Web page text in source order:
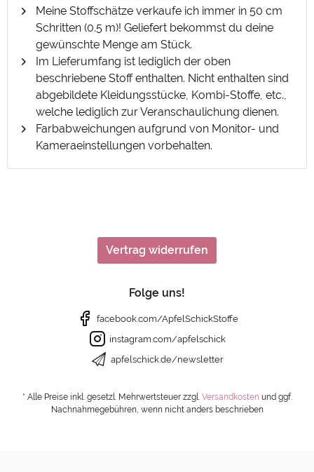
Meine Stoffschätze verkaufe ich immer in 50 cm
Schritten (0.5 m)! Geliefert bekommst du deine
gewünschte Menge am Stück.
Im Lieferumfang ist lediglich der oben
beschriebene Stoff enthalten. Nicht enthalten sind
abgebildete Kleidungsstücke, Kombi-Stoffe, etc.,
welche lediglich zur Veranschaulichung dienen.
Farbabweichungen aufgrund von Monitor- und
Kameraeinstellungen vorbehalten.
Vertrag widerrufen
Folge uns!
facebook.com/ApfelSchickStoffe
instagram.com/apfelschick
apfelschick.de/newsletter
* Alle Preise inkl. gesetzl. Mehrwertsteuer zzgl. Versandkosten und ggf.
Nachnahmegebühren, wenn nicht anders beschrieben